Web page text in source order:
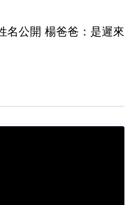
名公開 楊爸爸：是遲來